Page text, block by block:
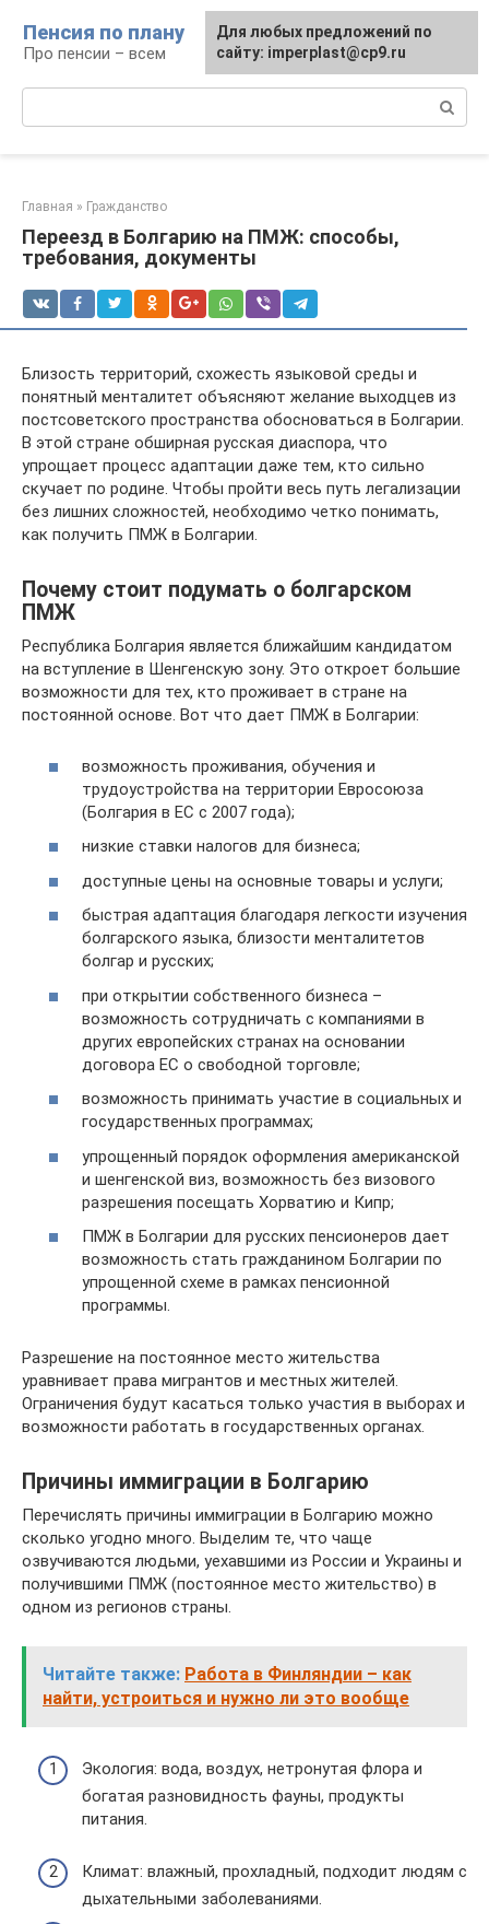
контенту
Пенсия по плану
Про пенсии – всем
Главная » Гражданство
Переезд в Болгарию на ПМЖ: способы,
требования, документы
Близость территорий, схожесть языковой среды и
понятный менталитет объясняют желание выходцев из
постсоветского пространства обосноваться в Болгарии.
В этой стране обширная русская диаспора, что
упрощает процесс адаптации даже тем, кто сильно
скучает по родине. Чтобы пройти весь путь легализации
без лишних сложностей, необходимо четко понимать,
как получить ПМЖ в Болгарии.
Почему стоит подумать о болгарском
ПМЖ
Республика Болгария является ближайшим кандидатом
на вступление в Шенгенскую зону. Это откроет большие
возможности для тех, кто проживает в стране на
постоянной основе. Вот что дает ПМЖ в Болгарии:
возможность проживания, обучения и
трудоустройства на территории Евросоюза
(Болгария в ЕС с 2007 года);
низкие ставки налогов для бизнеса;
доступные цены на основные товары и услуги;
быстрая адаптация благодаря легкости изучения
болгарского языка, близости менталитетов
болгар и русских;
при открытии собственного бизнеса –
возможность сотрудничать с компаниями в
других европейских странах на основании
договора ЕС о свободной торговле;
возможность принимать участие в социальных и
государственных программах;
упрощенный порядок оформления американской
и шенгенской виз, возможность без визового
разрешения посещать Хорватию и Кипр;
ПМЖ в Болгарии для русских пенсионеров дает
возможность стать гражданином Болгарии по
упрощенной схеме в рамках пенсионной
программы.
Разрешение на постоянное место жительства
уравнивает права мигрантов и местных жителей.
Ограничения будут касаться только участия в выборах и
возможности работать в государственных органах.
Причины иммиграции в Болгарию
Перечислять причины иммиграции в Болгарию можно
сколько угодно много. Выделим те, что чаще
озвучиваются людьми, уехавшими из России и Украины и
получившими ПМЖ (постоянное место жительство) в
одном из регионов страны.
Читайте также: Работа в Финляндии – как
найти, устроиться и нужно ли это вообще
Экология: вода, воздух, нетронутая флора и
богатая разновидность фауны, продукты
питания.
Климат: влажный, прохладный, подходит людям с
дыхательными заболеваниями.
Для любых предложений по
сайту: imperplast@cp9.ru